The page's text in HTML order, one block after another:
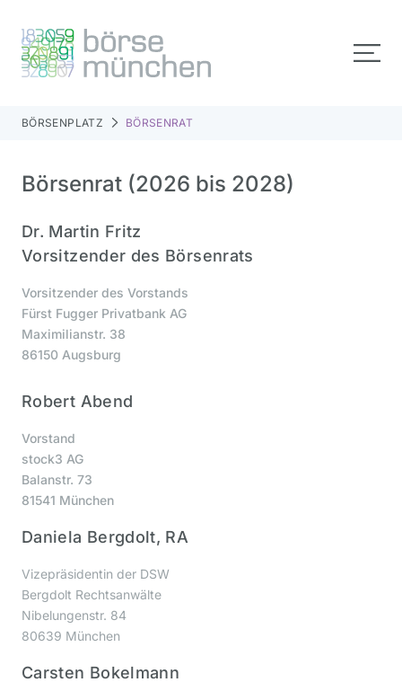
BÖRSENPLATZ BÖRSENRAT
Börsenrat (2026 bis 2028)
Dr. Martin Fritz
Vorsitzender des Börsenrats
Vorsitzender des Vorstands
Fürst Fugger Privatbank AG
Maximilianstr. 38
86150 Augsburg
Robert Abend
Vorstand
stock3 AG
Balanstr. 73
81541 München
Daniela Bergdolt, RA
Vizepräsidentin der DSW
Bergdolt Rechtsanwälte
Nibelungenstr. 84
80639 München
Carsten Bokelmann